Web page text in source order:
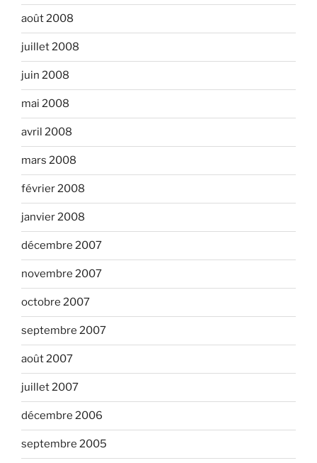
août 2008
juillet 2008
juin 2008
mai 2008
avril 2008
mars 2008
février 2008
janvier 2008
décembre 2007
novembre 2007
octobre 2007
septembre 2007
août 2007
juillet 2007
décembre 2006
septembre 2005